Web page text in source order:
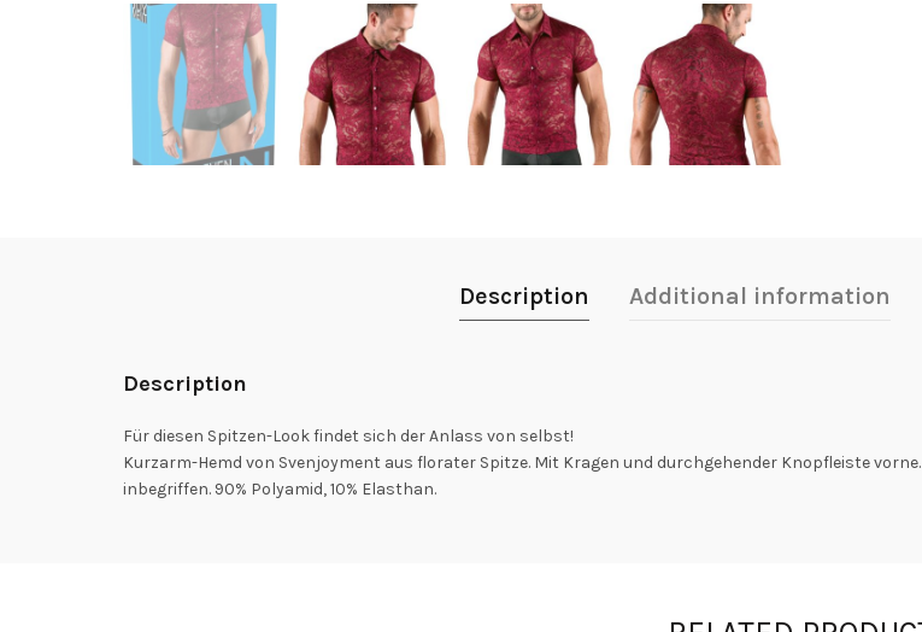
Description Additional information
Description
Für diesen Spitzen-Look findet sich der Anlass von selbst!
Kurzarm-Hemd von Svenjoyment aus florater Spitze. Mit Kragen und durchgehender Knopfleiste
inbegriffen. 90% Polyamid, 10% Elasthan.